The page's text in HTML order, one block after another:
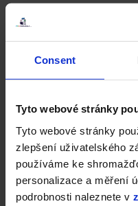
Consent
Tyto webové stránky
Tyto webové stránky
zlepšení uživatelského
používáme ke
personalizace a měření
podrobnosti naleznete v